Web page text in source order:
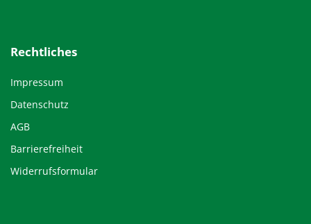
Rechtliches
Impressum
Datenschutz
AGB
Barrierefreiheit
Widerrufsformular